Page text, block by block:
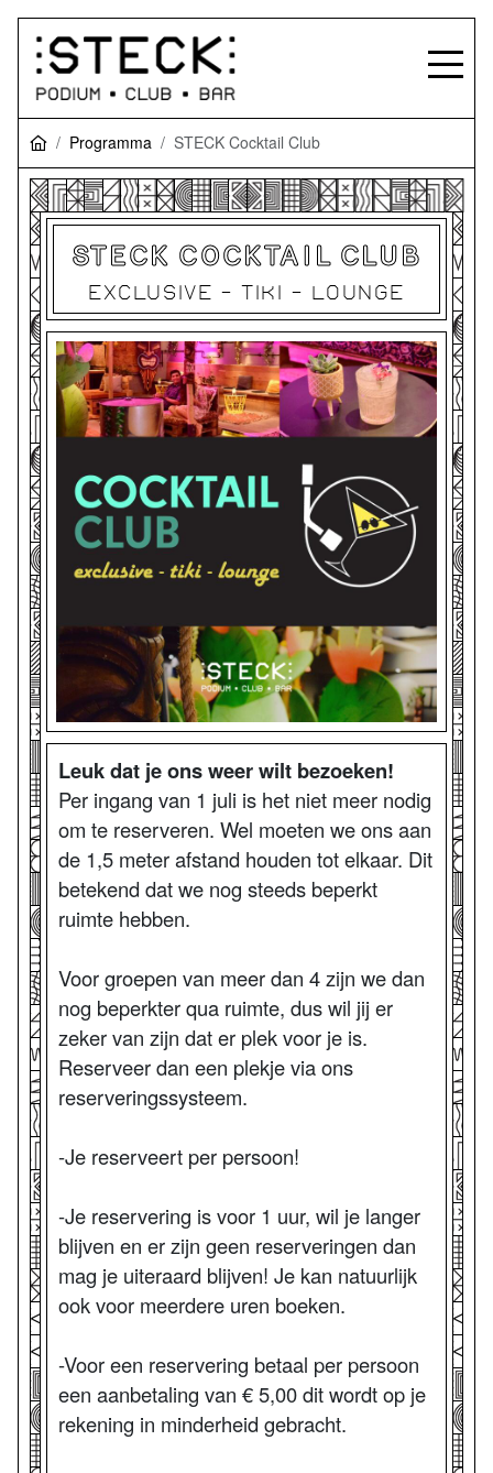
Programma STECK Cocktail Club
STECK COCKTAIL CLUB
EXCLUSIVE - TIKI - LOUNGE
Leuk dat je ons weer wilt bezoeken!
Per ingang van 1 juli is het niet meer nodig
om te reserveren. Wel moeten we ons aan
de 1,5 meter afstand houden tot elkaar. Dit
betekend dat we nog steeds beperkt
ruimte hebben.
Voor groepen van meer dan 4 zijn we dan
nog beperkter qua ruimte, dus wil jij er
zeker van zijn dat er plek voor je is.
Reserveer dan een plekje via ons
reserveringssysteem.
-Je reserveert per persoon!
-Je reservering is voor 1 uur, wil je langer
blijven en er zijn geen reserveringen dan
mag je uiteraard blijven! Je kan natuurlijk
ook voor meerdere uren boeken.
-Voor een reservering betaal per persoon
een aanbetaling van € 5,00 dit wordt op je
rekening in minderheid gebracht.